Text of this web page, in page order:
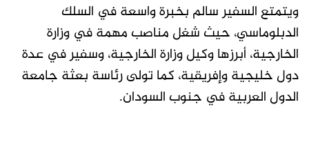
ويتمتع السفير سالم بخبرة واسعة في السلك
الدبلوماسي، حيث شغل مناصب مهمة في وزارة
الخارجية، أبرزها وكيل وزارة الخارجية، وسفير في عدة
دول خليجية وإفريقية، كما تولى رئاسة بعثة جامعة
الدول العربية في جنوب السودان.